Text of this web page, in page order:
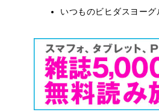
いつものビヒダスヨー